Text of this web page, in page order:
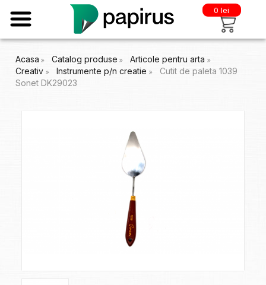
0 lei
Acasa Catalog produse
Articole pentru arta
Creativ
Instrumente p/n creatie
Cutit de paleta 1039
Sonet DK29023